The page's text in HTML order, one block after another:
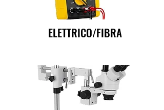
ELETTRICO/FIBRA